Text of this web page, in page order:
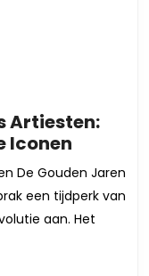
Artiesten:
Iconen
Gouden
Glans
van
90’s
De Gouden Jaren
een tijdperk van
aan. Het